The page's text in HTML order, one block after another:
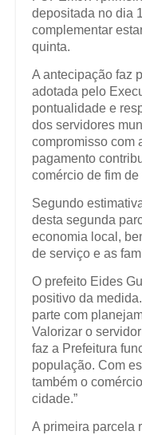
depositada no dia
complementar
quinta.
A antecipação faz
adotada pelo
pontualidade e
dos servidores
compromisso com
pagamento
comércio de fim
Segundo
desta segunda
economia local,
de serviço e as
O prefeito Eides
positivo da
parte com
Valorizar o
faz a Prefeitura
população. Com
também o
cidade.”
A primeira parcela